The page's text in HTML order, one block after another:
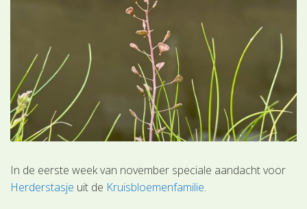
In de eerste week van november speciale aandacht voor
Herderstasje uit de Kruisbloemenfamilie.